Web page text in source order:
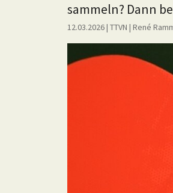
sammeln? Dann
12.03.2026| TTVN | René